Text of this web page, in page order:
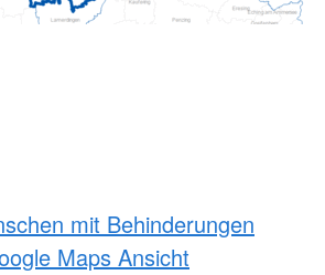
mit Behinderungen
Maps Ansicht